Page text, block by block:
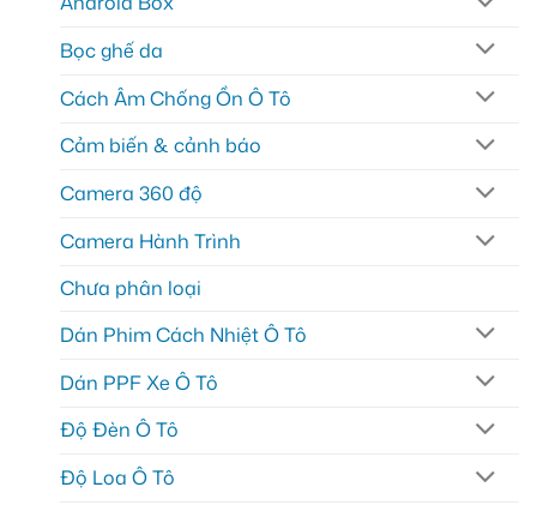
Bọc ghế da
Cách Âm Chống Ồn Ô Tô
Cảm biến & cảnh báo
Camera 360 độ
Camera Hành Trình
Chưa phân loại
Dán Phim Cách Nhiệt Ô Tô
Dán PPF Xe Ô Tô
Độ Đèn Ô Tô
Độ Loa Ô Tô